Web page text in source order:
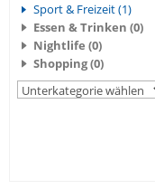
Sport & Freizeit (1)
Essen & Trinken (0)
Nightlife (0)
Shopping (0)